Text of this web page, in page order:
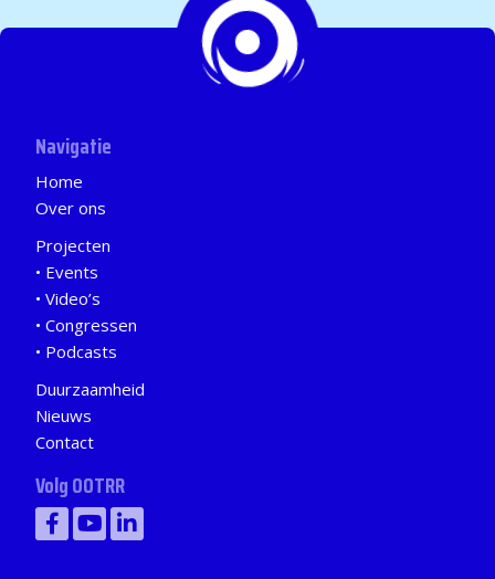
Volg OOTRR
Navigatie
Home
Over ons
Projecten
Events
Video’s
Congressen
Podcasts
Duurzaamheid
Nieuws
Contact